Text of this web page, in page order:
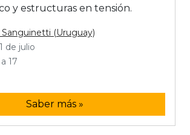
y estructuras en tensión.
(Uruguay)
de julio
17
Saber más »